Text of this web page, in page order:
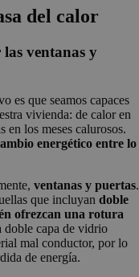
del calor
ventanas y
es que seamos capaces
vivienda: de calor en
en los meses calurosos.
energético entre lo
ventanas y puertas.
que incluyandoble
ofrezcan una rotura
doble capa de vidrio
mal conductor, por lo
de energía.